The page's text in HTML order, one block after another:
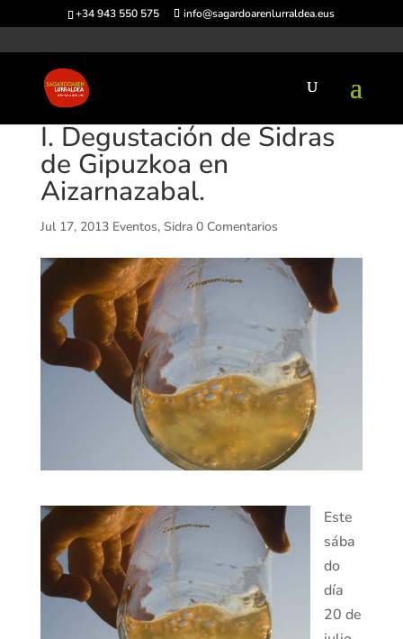
+34 943 550 575 info@sagardoarenlurraldea.eus
I. Degustación de Sidras
de Gipuzkoa en
Aizarnazabal.
Jul 17, 2013 Eventos, Sidra 0 Comentarios
Este
sába
do
día
20 de